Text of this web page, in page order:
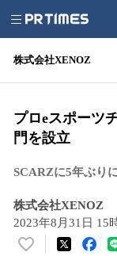
株式会社XENOZ
プロeスポーツ
門を設立
SCARZに5年ぶり
株式会社XENOZ
2023年8月31日 15
い